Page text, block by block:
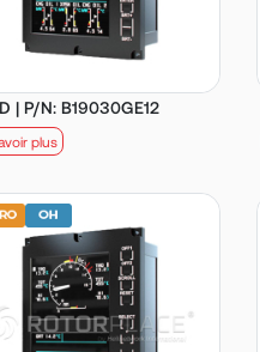
| P/N: B19030GE12
plus